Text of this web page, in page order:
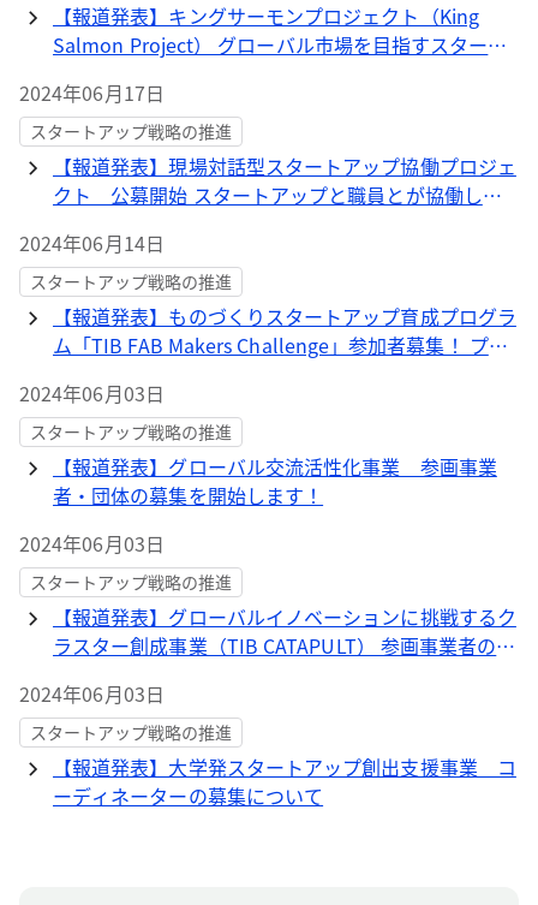
【報道発表】キングサーモンプロジェクト（King
Salmon Project） グローバル市場を目指すスタート
2024年06月17日
スタートアップ戦略の推進
【報道発表】現場対話型スタートアップ協働プロジェ
クト 公募開始 スタートアップと職員とが協働して
2024年06月14日
スタートアップ戦略の推進
【報道発表】ものづくりスタートアップ育成プログラ
ム「TIB FAB Makers Challenge」参加者募集！ プロ
します
2024年06月03日
スタートアップ戦略の推進
【報道発表】グローバル交流活性化事業 参画事業
者・団体の募集を開始します！
2024年06月03日
スタートアップ戦略の推進
【報道発表】グローバルイノベーションに挑戦するク
ラスター創成事業（TIB CATAPULT） 参画事業者の募
2024年06月03日
スタートアップ戦略の推進
【報道発表】大学発スタートアップ創出支援事業 コ
ーディネーターの募集について